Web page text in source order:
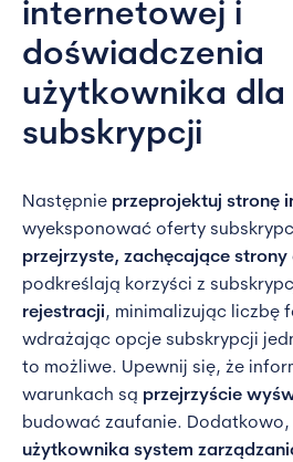
internetowej i
doświadczenia
użytkownika dla
subskrypcji
Następnie przeprojektuj stronę
wyeksponować oferty
przejrzyste, zachęcające
podkreślają korzyści z
rejestracji, minimalizując liczbę
wdrażając opcje subskrypcji
to możliwe. Upewnij się, że
warunkach są przejrzyście
budować zaufanie. Dodatkowo,
użytkownika system